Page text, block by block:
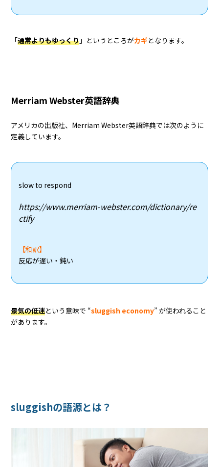
「通常よりもゆっくり 」というところがカギとなります。
Merriam Webster英語辞典
アメリカの出版社、Merriam Webster英語辞典では次のように
定義しています。
slow to respond
https://www.merriam-webster.com/dictionary/re
ctify
【和訳】
反応が遅い・鈍い
景気の低迷という意味で “sluggish economy” が使われること
があります。
sluggishの語源とは？